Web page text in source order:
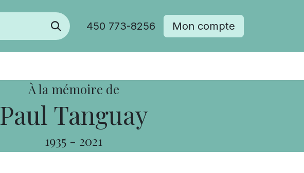
450 773-8256 Mon compte
À la mémoire de
Paul Tanguay
1935 - 2021